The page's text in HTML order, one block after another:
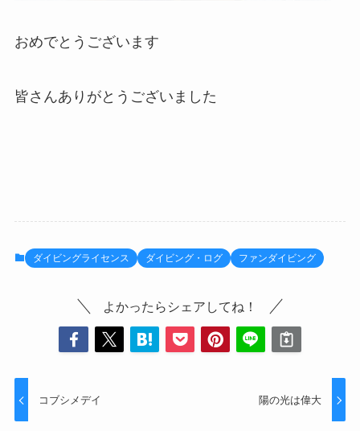
おめでとうございます
皆さんありがとうございました
ダイビングライセンス ダイビング・ログ ファンダイビング
よかったらシェアしてね！
コブシメデイ 陽の光は偉大